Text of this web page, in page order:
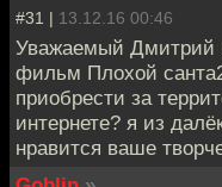
#31 | 13.12.16 00:46
Уважаемый Дмитрий
фильм Плохой
приобрести за
интернете? я из
нравится ваше